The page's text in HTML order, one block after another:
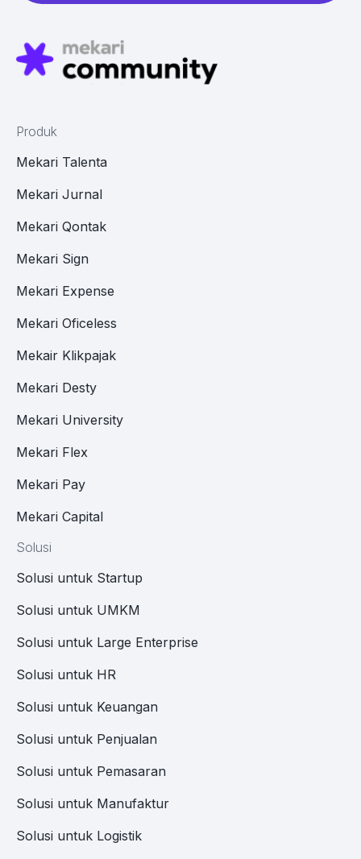
Produk
Mekari Talenta
Mekari Jurnal
Mekari Qontak
Mekari Sign
Mekari Expense
Mekari Oficeless
Mekair Klikpajak
Mekari Desty
Mekari University
Mekari Flex
Mekari Pay
Mekari Capital
Solusi
Solusi untuk Startup
Solusi untuk UMKM
Solusi untuk Large Enterprise
Solusi untuk HR
Solusi untuk Keuangan
Solusi untuk Penjualan
Solusi untuk Pemasaran
Solusi untuk Manufaktur
Solusi untuk Logistik